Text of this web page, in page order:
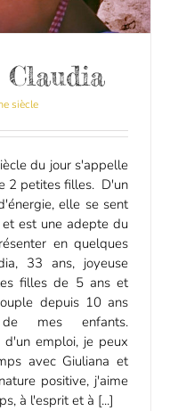
Claudia
siècle
du jour s'appelle
2 petites filles. D'un
elle se sent
est une adepte du
en quelques
33 ans, joyeuse
filles de 5 ans et
depuis 10 ans
mes enfants.
emploi, je peux
avec Giuliana et
positive, j'aime
à l'esprit et à [...]